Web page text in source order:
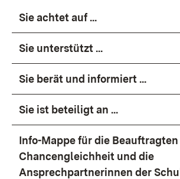
Sie achtet auf ...
Sie unterstützt ...
Sie berät und informiert ...
Sie ist beteiligt an ...
Info-Mappe für die
Chancengleichheit und die
Ansprechpartnerinnen der